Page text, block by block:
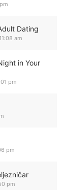
Dating
am
in Your
pm
pm
pm